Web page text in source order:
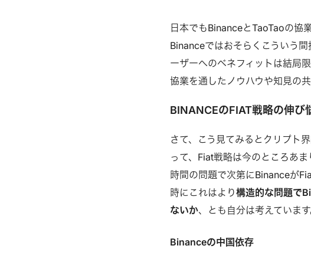
日本でもBinanceとTaoTaoの協
Binanceではおそらくこういう
ーザーへのベネフィットは結局
協業を通したノウハウや知見の
BINANCEのFIAT戦略の伸び
さて、こう見てみるとクリプト
って、Fiat戦略は今のところあ
時間の問題で次第にBinanceが
時にこれはより構造的な問題で
ないか、とも自分は考えていま
Binanceの中国依存